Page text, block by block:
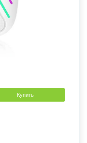
Купить